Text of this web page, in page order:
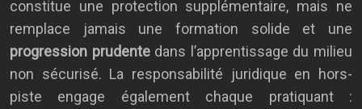
constitue une protection supplémentaire, mais ne
remplace jamais une formation solide et une
progression prudentedans l’apprentissage du milieu
non sécurisé. La responsabilité juridique en hors-
piste engage également chaque pratiquant :